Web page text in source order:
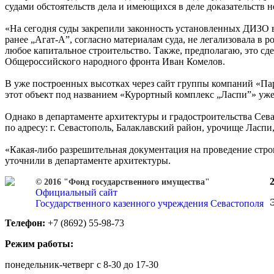
судами обстоятельств дела и имеющихся в деле
«На сегодня суды закрепили законность установленных
ранее „Агат-А”, согласно материалам суда, не легализовала
любое капитальное строительство. Также, предполагаю, это
Общероссийского народного фронта Иван Комелов.
В уже построенных высотках через сайт группы компаний
этот объект под названием «Курортный комплекс „Ласпи”»
Однако в департаменте архитектуры и градостроительства
по адресу: г. Севастополь, Балаклавский район, урочище
«Какая-либо разрешительная документация на проведение
уточнили в департаменте архитектуры.
© 2016 "Фонд государственного имущества"
Официальный сайт
Государственного казенного учреждения Севастополя
Телефон: +7 (8692) 55-98-73
Режим работы:
понедельник-четверг с 8-30 до 17-30